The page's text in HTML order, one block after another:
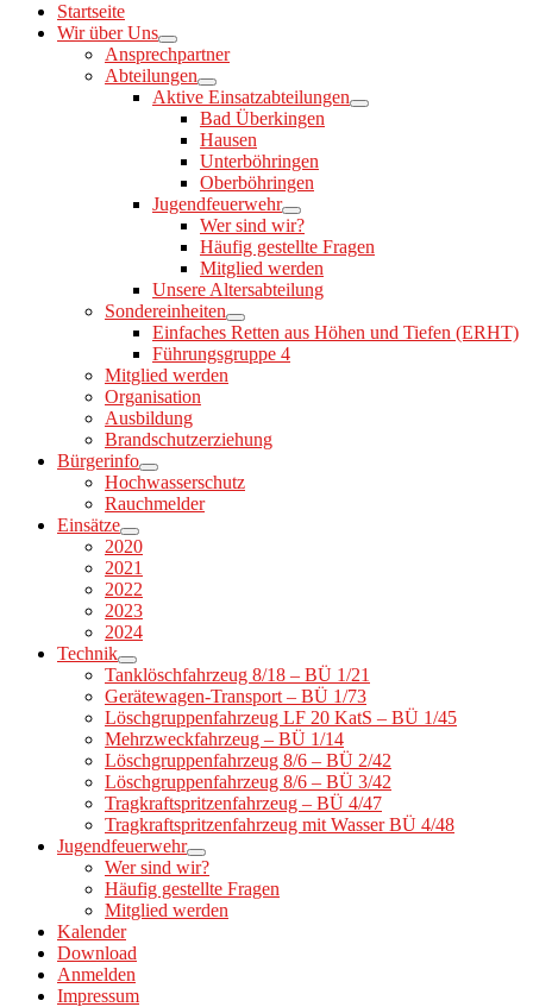
Startseite
Wir über Uns
Ansprechpartner
Abteilungen
Aktive Einsatzabteilungen
Bad Überkingen
Hausen
Unterböhringen
Oberböhringen
Jugendfeuerwehr
Wer sind wir?
Häufig gestellte Fragen
Mitglied werden
Unsere Altersabteilung
Sondereinheiten
Einfaches Retten aus Höhen und Tiefen (ERHT)
Führungsgruppe 4
Mitglied werden
Organisation
Ausbildung
Brandschutzerziehung
Bürgerinfo
Hochwasserschutz
Rauchmelder
Einsätze
2020
2021
2022
2023
2024
Technik
Tanklöschfahrzeug 8/18 – BÜ 1/21
Gerätewagen-Transport – BÜ 1/73
Löschgruppenfahrzeug LF 20 KatS – BÜ 1/45
Mehrzweckfahrzeug – BÜ 1/14
Löschgruppenfahrzeug 8/6 – BÜ 2/42
Löschgruppenfahrzeug 8/6 – BÜ 3/42
Tragkraftspritzenfahrzeug – BÜ 4/47
Tragkraftspritzenfahrzeug mit Wasser BÜ 4/48
Jugendfeuerwehr
Wer sind wir?
Häufig gestellte Fragen
Mitglied werden
Kalender
Download
Anmelden
Impressum